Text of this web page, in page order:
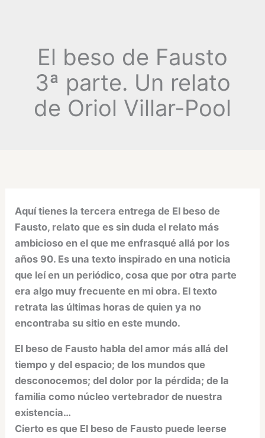
El beso de Fausto
3ª parte. Un relato
de Oriol Villar-Pool
Aquí tienes la tercera entrega de El beso de
Fausto, relato que es sin duda el relato más
ambicioso en el que me enfrasqué allá por los
años 90. Es una texto inspirado en una noticia
que leí en un periódico, cosa que por otra parte
era algo muy frecuente en mi obra. El texto
retrata las últimas horas de quien ya no
encontraba su sitio en este mundo.
El beso de Fausto habla del amor más allá del
tiempo y del espacio; de los mundos que
desconocemos; del dolor por la pérdida; de la
familia como núcleo vertebrador de nuestra
existencia…
Cierto es que El beso de Fausto puede leerse